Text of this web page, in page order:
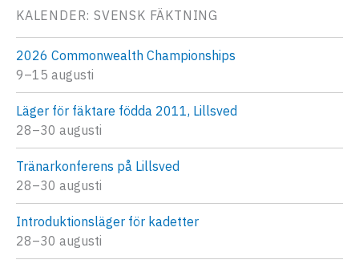
KALENDER: SVENSK FÄKTNING
2026 Commonwealth Championships
9–15 augusti
Läger för fäktare födda 2011, Lillsved
28–30 augusti
Tränarkonferens på Lillsved
28–30 augusti
Introduktionsläger för kadetter
28–30 augusti